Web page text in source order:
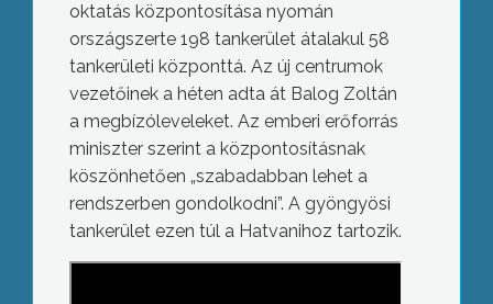
oktatás központosítása nyomán
országszerte 198 tankerület átalakul 58
tankerületi központtá. Az új centrumok
vezetőinek a héten adta át Balog Zoltán
a megbízóleveleket. Az emberi erőforrás
miniszter szerint a központosításnak
köszönhetően „szabadabban lehet a
rendszerben gondolkodni”. A gyöngyösi
tankerület ezen túl a Hatvanihoz tartozik.